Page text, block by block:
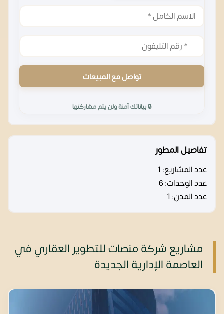
تواصل مع المبيعات
🔒 بياناتك آمنة ولن يتم مشاركتها
تفاصيل المطور
عدد المشاريع: 1
عدد الوحدات:6
عدد المدن: 1
مشاريع شركة منصات للتطوير العقاري في
العاصمة الإدارية الجديدة